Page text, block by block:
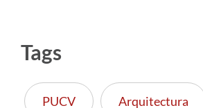
Tags
PUCV Arquitectura